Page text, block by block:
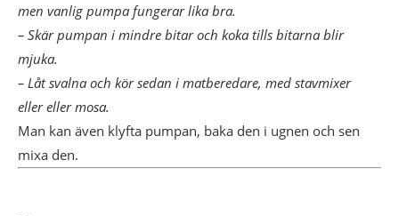
men vanlig pumpa fungerar lika bra.
– Skär pumpan i mindre bitar och koka tills bitarna blir
mjuka.
– Låt svalna och kör sedan i matberedare, med stavmixer
eller eller mosa.
Man kan även klyfta pumpan, baka den i ugnen och sen
mixa den.